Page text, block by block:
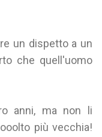
un dispetto a un
che quell'uomo
anni, ma non li
più vecchia!